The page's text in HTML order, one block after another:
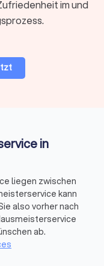
Kosten
und
kostet mehr als
berechnet.
je nach Stadtteil und
pro
im und
in
liegen zwischen
kann
also vorher nach
ab.